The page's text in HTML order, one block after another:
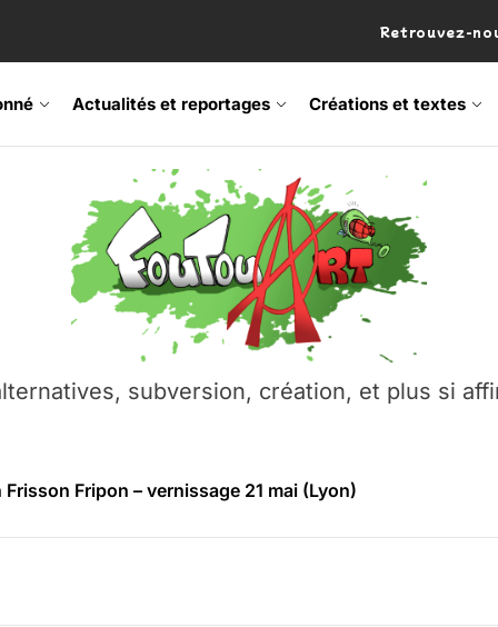
Retrouvez-
Actualités et reportages Créations et textes
subversion, création, et plus si
Fripon – vernissage 21 mai (Lyon)
Festival – Samedi 18 juillet (Vaulx-en-Velin)
– Ŝtono, un livre réalisé par Michaël Moretti & Pierre
contre l’A412 à l’Établi (Haute-Savoie)
Fripon – vernissage 21 mai (Lyon)
Festival – Samedi 18 juillet (Vaulx-en-Velin)